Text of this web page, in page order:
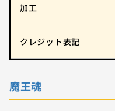
加工
クレジット表記
魔王魂